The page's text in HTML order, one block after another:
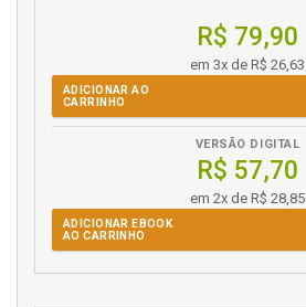
R$ 79,90
em 3x de R$ 26,63
ADICIONAR AO
CARRINHO
VERSÃO DIGITAL
R$ 57,70
em 2x de R$ 28,85
ADICIONAR EBOOK
AO CARRINHO